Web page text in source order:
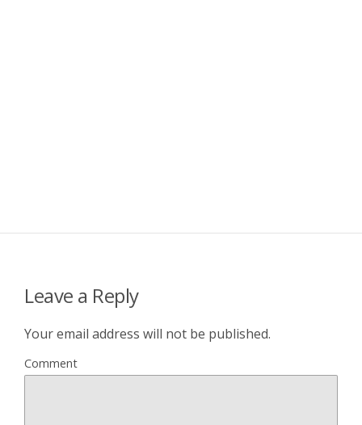
Leave a Reply
Your email address will not be published.
Comment